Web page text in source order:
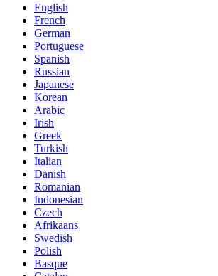
English
French
German
Portuguese
Spanish
Russian
Japanese
Korean
Arabic
Irish
Greek
Turkish
Italian
Danish
Romanian
Indonesian
Czech
Afrikaans
Swedish
Polish
Basque